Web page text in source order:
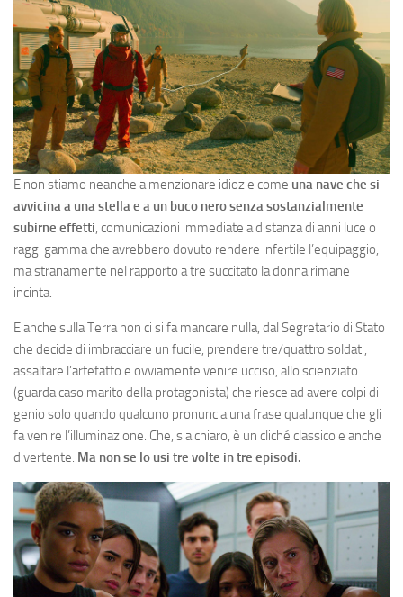
E non stiamo neanche a menzionare idiozie come una nave che si
avvicina a una stella e a un buco nero senza sostanzialmente
subirne effetti, comunicazioni immediate a distanza di anni luce o
raggi gamma che avrebbero dovuto rendere infertile l’equipaggio,
ma stranamente nel rapporto a tre succitato la donna rimane
incinta.
E anche sulla Terra non ci si fa mancare nulla, dal Segretario di Stato
che decide di imbracciare un fucile, prendere tre/quattro soldati,
assaltare l’artefatto e ovviamente venire ucciso, allo scienziato
(guarda caso marito della protagonista) che riesce ad avere colpi di
genio solo quando qualcuno pronuncia una frase qualunque che gli
fa venire l’illuminazione. Che, sia chiaro, è un cliché classico e anche
divertente. Ma non se lo usi tre volte in tre episodi.